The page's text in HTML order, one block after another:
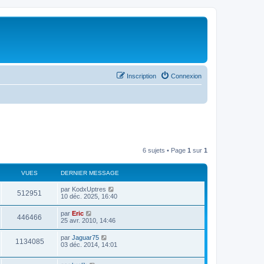
Connexion
Inscription
6 sujets • Page 1 sur 1
VUES DERNIER MESSAGE
512951 par KodxUptres
10 déc. 2025, 16:40
446466 par Eric
25 avr. 2010, 14:46
1134085 par Jaguar75
03 déc. 2014, 14:01